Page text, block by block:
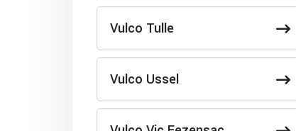
Vulco Tulle
Vulco Ussel